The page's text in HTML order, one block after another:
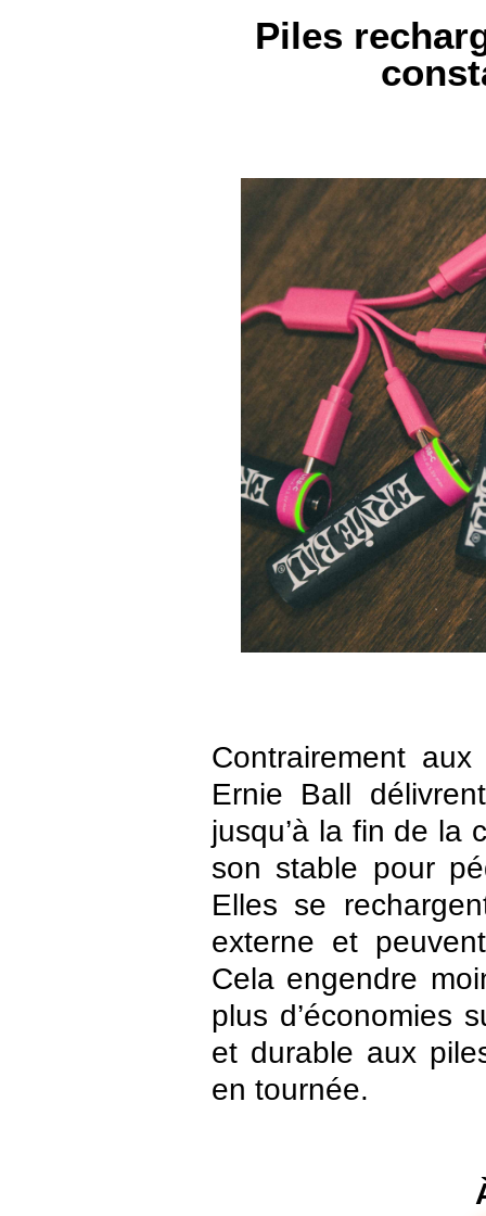
Piles
Contrairement
Ernie Ball
jusqu’à la fin de la
son stable pour
Elles se
externe et
Cela engendre
plus d’économies
et durable aux
en tournée.